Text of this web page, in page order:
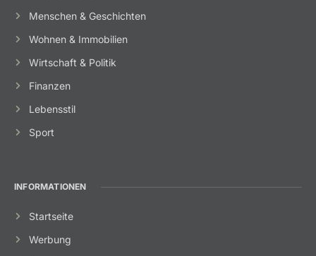
Menschen & Geschichten
Wohnen & Immobilien
Wirtschaft & Politik
Finanzen
Lebensstil
Sport
INFORMATIONEN
Startseite
Werbung